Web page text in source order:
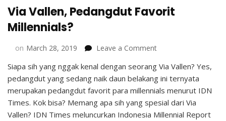
Via Vallen, Pedangdut Favorit
Millennials?
on March 28, 2019 Leave a Commenton
Vallen,
Pedangdut
Favorit
Millennials?
Siapa sih yang nggak kenal dengan seorang Via Vallen? Yes,
pedangdut yang sedang naik daun belakang ini ternyata
merupakan pedangdut favorit para millennials menurut IDN
Times. Kok bisa? Memang apa sih yang spesial dari Via
Vallen? IDN Times meluncurkan Indonesia Millennial Report